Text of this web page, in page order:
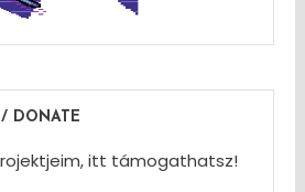
DONATE
itt támogathatsz!